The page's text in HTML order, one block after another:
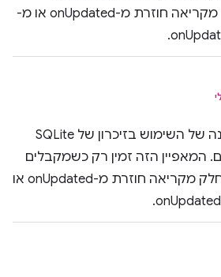
האובייקט כחלק מקריאה חוזרת מ-onUpdated או מ-
המדידה האחרונה של השימוש בזיכרון של SQLite
המאפיין הזה זמין רק כשמקבלים
את האובייקט כחלק מקריאה חוזרת מ-onUpdated או